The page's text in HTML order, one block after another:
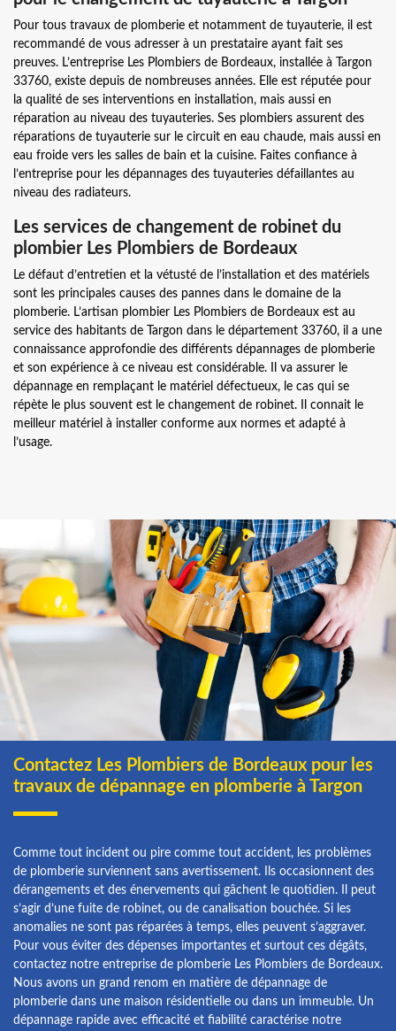
Pour tous travaux de plomberie et notamment de tuyauterie, il est
recommandé de vous adresser à un prestataire ayant fait ses
preuves. L’entreprise Les Plombiers de Bordeaux, installée à Targon
33760, existe depuis de nombreuses années. Elle est réputée pour
la qualité de ses interventions en installation, mais aussi en
réparation au niveau des tuyauteries. Ses plombiers assurent des
réparations de tuyauterie sur le circuit en eau chaude, mais aussi en
eau froide vers les salles de bain et la cuisine. Faites confiance à
l’entreprise pour les dépannages des tuyauteries défaillantes au
niveau des radiateurs.
Les services de changement de robinet du
plombier Les Plombiers de Bordeaux
Le défaut d’entretien et la vétusté de l’installation et des matériels
sont les principales causes des pannes dans le domaine de la
plomberie. L’artisan plombier Les Plombiers de Bordeaux est au
service des habitants de Targon dans le département 33760, il a une
connaissance approfondie des différents dépannages de plomberie
et son expérience à ce niveau est considérable. Il va assurer le
dépannage en remplaçant le matériel défectueux, le cas qui se
répète le plus souvent est le changement de robinet. Il connait le
meilleur matériel à installer conforme aux normes et adapté à
l’usage.
Contactez Les Plombiers de Bordeaux pour les
travaux de dépannage en plomberie à Targon
Comme tout incident ou pire comme tout accident, les problèmes
de plomberie surviennent sans avertissement. Ils occasionnent des
dérangements et des énervements qui gâchent le quotidien. Il peut
s’agir d’une fuite de robinet, ou de canalisation bouchée. Si les
anomalies ne sont pas réparées à temps, elles peuvent s’aggraver.
Pour vous éviter des dépenses importantes et surtout ces dégâts,
contactez notre entreprise de plomberie Les Plombiers de Bordeaux.
Nous avons un grand renom en matière de dépannage de
plomberie dans une maison résidentielle ou dans un immeuble. Un
dépannage rapide avec efficacité et fiabilité caractérise notre